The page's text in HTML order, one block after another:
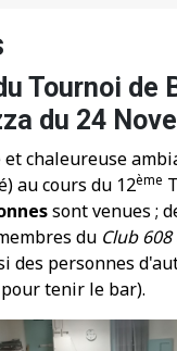
Tournoi de
du 24
chaleureuse
) au cours du 12ème
sont venues ;
du Club
des personnes
tenir le bar).